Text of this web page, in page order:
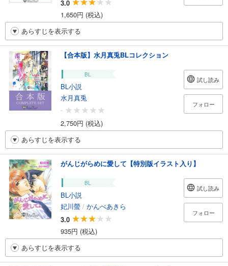
3.0
1,650円 (税込)
あらすじを表示する
【合本版】水月真兎BLコレクション
BL
BL小説
水月真兎
-
2,750円 (税込)
試し読み
フォロー
あらすじを表示する
がんじがらめに愛して【特別版イラスト入り】
BL
BL小説
妃川螢 / かんべあきら
3.0
935円 (税込)
試し読み
フォロー
あらすじを表示する